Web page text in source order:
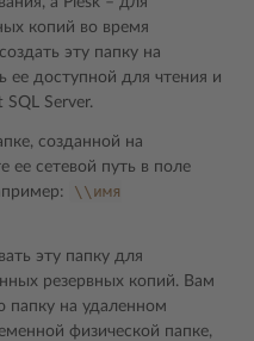
копий во время
эту папку на
ее доступной для чтения и
Server.
созданной на
сетевой путь в поле
\\имя
эту папку для
резервных копий. Вам
папку на удаленном
физической папке,